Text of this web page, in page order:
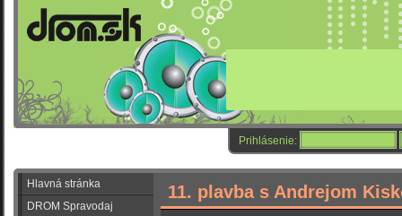
Prihlásenie:
Hlavná stránka
DROM Spravodaj
11. plavba s Andrejom